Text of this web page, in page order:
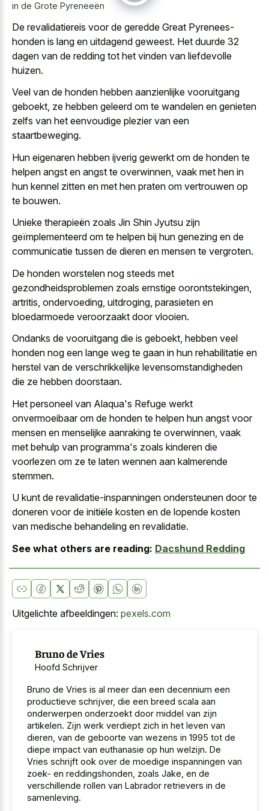
in de Grote Pyreneeën
De revalidatiereis voor de geredde Great Pyrenees-
honden is lang en uitdagend geweest. Het duurde 32
dagen van de redding tot het vinden van liefdevolle
huizen.
Veel van de honden hebben aanzienlijke vooruitgang
geboekt, ze hebben geleerd om te wandelen en genieten
zelfs van het eenvoudige plezier van een
staartbeweging.
Hun eigenaren hebben ijverig gewerkt om de honden te
helpen angst en angst te overwinnen, vaak met hen in
hun kennel zitten en met hen praten om vertrouwen op
te bouwen.
Unieke therapieën zoals Jin Shin Jyutsu zijn
geïmplementeerd om te helpen bij hun genezing en de
communicatie tussen de dieren en mensen te vergroten.
De honden worstelen nog steeds met
gezondheidsproblemen zoals ernstige oorontstekingen,
artritis, ondervoeding, uitdroging, parasieten en
bloedarmoede veroorzaakt door vlooien.
Ondanks de vooruitgang die is geboekt, hebben veel
honden nog een lange weg te gaan in hun rehabilitatie en
herstel van de verschrikkelijke levensomstandigheden
die ze hebben doorstaan.
Het personeel van Alaqua's Refuge werkt
onvermoeibaar om de honden te helpen hun angst voor
mensen en menselijke aanraking te overwinnen, vaak
met behulp van programma's zoals kinderen die
voorlezen om ze te laten wennen aan kalmerende
stemmen.
U kunt de revalidatie-inspanningen ondersteunen door te
doneren voor de initiële kosten en de lopende kosten
van medische behandeling en revalidatie.
See what others are reading: Dacshund Redding
Uitgelichte afbeeldingen: pexels.com
Bruno de Vries
Hoofd Schrijver
Bruno de Vries is al meer dan een decennium een
productieve schrijver, die een breed scala aan
onderwerpen onderzoekt door middel van zijn
artikelen. Zijn werk verdiept zich in het leven van
dieren, van de geboorte van wezens in 1995 tot de
diepe impact van euthanasie op hun welzijn. De
Vries schrijft ook over de moedige inspanningen van
zoek- en reddingshonden, zoals Jake, en de
verschillende rollen van Labrador retrievers in de
samenleving.